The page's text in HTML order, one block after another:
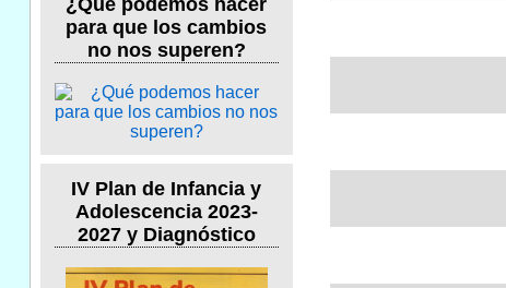
para que los cambios
no nos superen?
IV Plan de Infancia y
Adolescencia 2023-
2027 y Diagnóstico